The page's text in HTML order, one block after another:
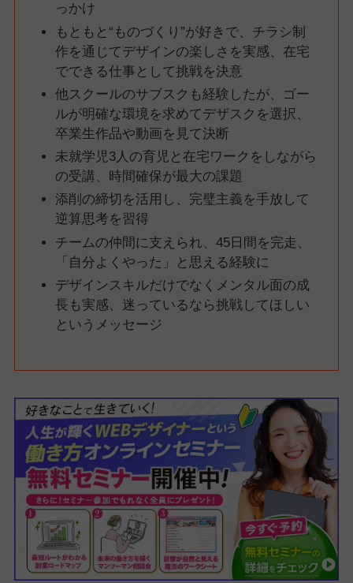
っかけ
もともと“ものづくり”が好きで、チラシ制
作を通じてデザインの楽しさを実感、在宅
でできる仕事として挑戦を決意
他スクールのサブスクも経験したが、ゴー
ルが明確な環境を求めてデザスクを選択、
卒業生作品や動画を見て決断
未就学児3人の育児と在宅ワークをしながら
の受講、時間確保が最大の課題
添削の締切を活用し、完璧主義を手放して
逆算思考を習得
チームの仲間に支えられ、45日間を完走、
「自分よくやった」と思える経験に
デザインスキルだけでなくメンタル面の成
長も実感、迷っているなら挑戦してほしい
というメッセージ